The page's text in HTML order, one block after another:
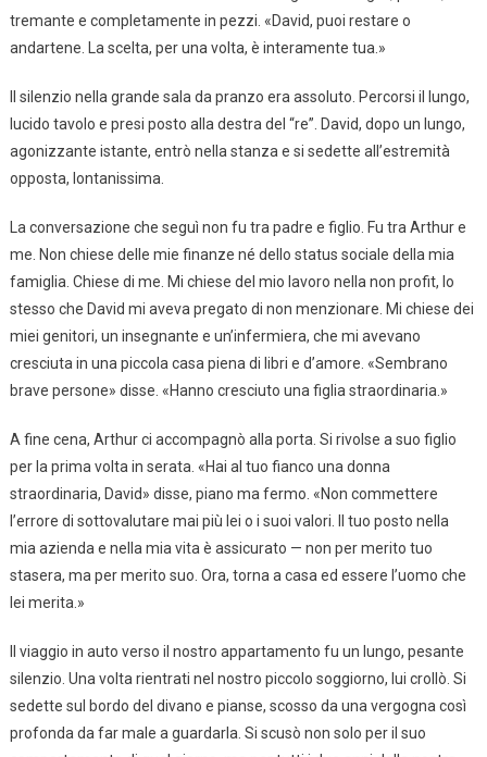
tremante e completamente in pezzi. «David, puoi restare o
andartene. La scelta, per una volta, è interamente tua.»
Il silenzio nella grande sala da pranzo era assoluto. Percorsi il lungo,
lucido tavolo e presi posto alla destra del “re”. David, dopo un lungo,
agonizzante istante, entrò nella stanza e si sedette all’estremità
opposta, lontanissima.
La conversazione che seguì non fu tra padre e figlio. Fu tra Arthur e
me. Non chiese delle mie finanze né dello status sociale della mia
famiglia. Chiese di me. Mi chiese del mio lavoro nella non profit, lo
stesso che David mi aveva pregato di non menzionare. Mi chiese dei
miei genitori, un insegnante e un’infermiera, che mi avevano
cresciuta in una piccola casa piena di libri e d’amore. «Sembrano
brave persone» disse. «Hanno cresciuto una figlia straordinaria.»
A fine cena, Arthur ci accompagnò alla porta. Si rivolse a suo figlio
per la prima volta in serata. «Hai al tuo fianco una donna
straordinaria, David» disse, piano ma fermo. «Non commettere
l’errore di sottovalutare mai più lei o i suoi valori. Il tuo posto nella
mia azienda e nella mia vita è assicurato — non per merito tuo
stasera, ma per merito suo. Ora, torna a casa ed essere l’uomo che
lei merita.»
Il viaggio in auto verso il nostro appartamento fu un lungo, pesante
silenzio. Una volta rientrati nel nostro piccolo soggiorno, lui crollò. Si
sedette sul bordo del divano e pianse, scosso da una vergogna così
profonda da far male a guardarla. Si scusò non solo per il suo